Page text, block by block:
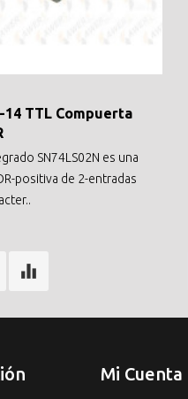
14 TTL Compuerta
SN74LS02N es una
positiva de 2-entradas
Mi Cuenta